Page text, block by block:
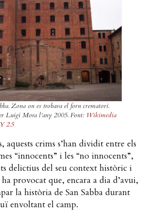
Zona on es trobava el forn crematori.
Luigi Mora l’any 2005. Font: Wikimedia
2.5
aquests crims s’han dividit entre els
“innocents” i les “no innocents”,
delictius del seu context històric i
provocat que, encara a dia d’avui,
la història de San Sabba durant
envoltant el camp.